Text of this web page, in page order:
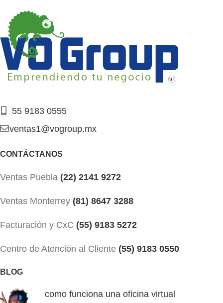
55 9183 0555
ventas1@vogroup.mx
CONTÁCTANOS
Ventas Puebla (22) 2141 9272
Ventas Monterrey (81) 8647 3288
Facturación y CxC (55) 9183 5272
Centro de Atención al Cliente (55) 9183 0550
BLOG
como funciona una oficina virtual